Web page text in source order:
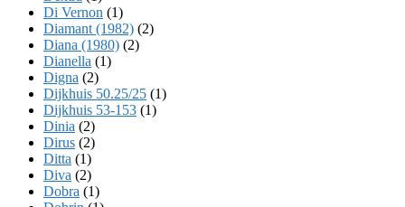
Di Vernon (1)
Diamant (1982) (2)
Diana (1980) (2)
Dianella (1)
Digna (2)
Dijkhuis 50.25/25 (1)
Dijkhuis 53-153 (1)
Dinia (2)
Dirus (2)
Ditta (1)
Diva (2)
Dobra (1)